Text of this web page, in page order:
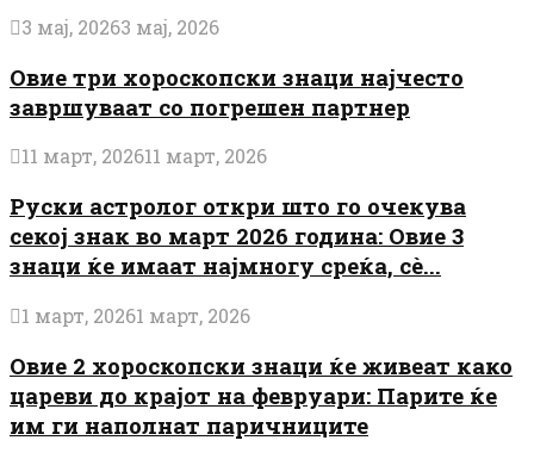
3 мај, 20263 мај, 2026
Овие три хороскопски знаци најчесто
завршуваат со погрешен партнер
11 март, 202611 март, 2026
Руски астролог откри што го очекува
секој знак во март 2026 година: Овие 3
знаци ќе имаат најмногу среќа, сè...
1 март, 20261 март, 2026
Овие 2 хороскопски знаци ќе живеат како
цареви до крајот на февруари: Парите ќе
им ги наполнат паричниците